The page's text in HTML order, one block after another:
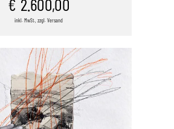
inkl. MwSt., zzgl. Versand